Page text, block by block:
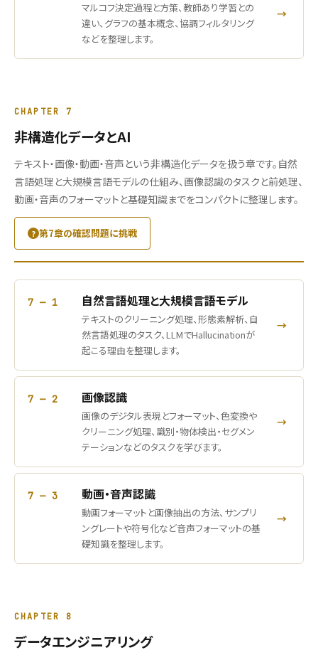
マルコフ決定過程と方策、教師あり学習との
違い、グラフの基本概念、協調フィルタリング
などを整理します。
→
CHAPTER 7
非構造化データとAI
テキスト・画像・動画・音声という非構造化データを扱う章です。自然
言語処理と大規模言語モデルの仕組み、画像認識のタスクと前処理、
動画・音声のフォーマットと基礎知識までをコンパクトに整理します。
第7章の確認問題に挑戦
7 — 1 自然言語処理と大規模言語モデル
テキストのクリーニング処理、形態素解析、自
然言語処理のタスク、LLMでHallucinationが
起こる理由を整理します。
→
7 — 2 画像認識
画像のデジタル表現とフォーマット、色変換や
クリーニング処理、識別・物体検出・セグメン
テーションなどのタスクを学びます。
→
7 — 3 動画・音声認識
動画フォーマットと画像抽出の方法、サンプリ
ングレートや符号化など音声フォーマットの基
礎知識を整理します。
→
CHAPTER 8
データエンジニアリング